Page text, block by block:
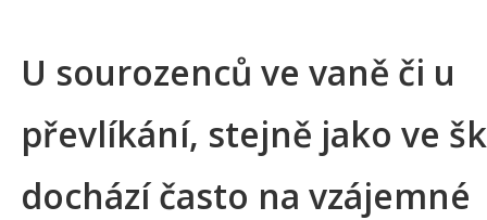
U sourozenců ve vaně či u
převlíkání, stejně jako ve
dochází často na vzájemné